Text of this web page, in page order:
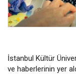
İstanbul Kültür
ve haberlerinin yer